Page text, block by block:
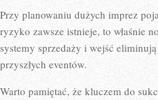
Przy planowaniu dużych imprez
ryzyko zawsze istnieje, to właśnie
systemy sprzedaży i wejść
przyszłych eventów.
Warto pamiętać, że kluczem do